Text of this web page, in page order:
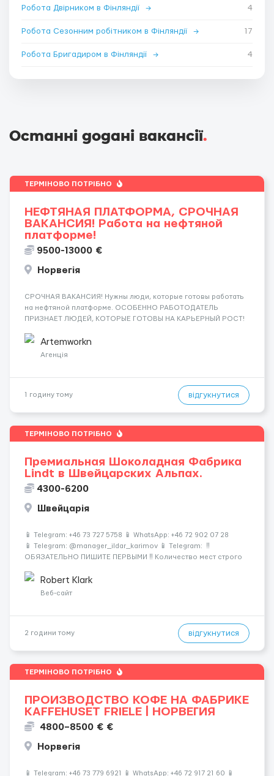
Робота Двірником в Фінляндії → 4
Робота Сезонним робітником в Фінляндії → 17
Робота Бригадиром в Фінляндії → 4
Останні додані вакансії.
ТЕРМІНОВО ПОТРІБНО
НЕФТЯНАЯ ПЛАТФОРМА, СРОЧНАЯ
ВАКАНСИЯ! Работа на нефтяной
платформе!
9500-13000 €
Норвегія
СРОЧНАЯ ВАКАНСИЯ! Нужны люди, которые готовы работать
на нефтяной платформе. ОСОБЕННО РАБОТОДАТЕЛЬ
ПРИЗНАЕТ ЛЮДЕЙ, КОТОРЫЕ ГОТОВЫ НА КАРЬЕРНЫЙ РОСТ!
сварщика, Помощник механика ( стыковка метала, зачистка
метала, подготовка рабочего места и т....
Artemworkn
Агенція
1 годину тому відгукнутися
ТЕРМІНОВО ПОТРІБНО
Премиальная Шоколадная Фабрика
Lindt в Швейцарских Альпах.
4300-6200
Швейцарія
📱 Telegram: +46 73 727 5758 📱 WhatsApp: +46 72 902 07 28
📱 Telegram: @manager_ildar_karimov 📱 Telegram: ‼️
ОБЯЗАТЕЛЬНО ПИШИТЕ ПЕРВЫМИ ‼️ Количество мест строго
зарплаты 🏔 Швейцария &mdash...
Robert Klark
Веб-сайт
2 години тому відгукнутися
ТЕРМІНОВО ПОТРІБНО
ПРОИЗВОДСТВО КОФЕ НА ФАБРИКЕ
KAFFEHUSET FRIELE | НОРВЕГИЯ
4800–8500 € €
Норвегія
📱 Telegram: +46 73 779 6921 📱 WhatsApp: +46 72 917 21 60 📱